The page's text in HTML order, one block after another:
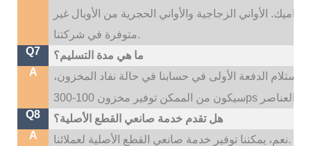
الأواني الزجاجية والأواني الحجرية من الأوبال غير
متوفرة في شركتنا.
Q7
ما هي مدة التسليم؟
A
وقت التسليم لدينا هو 35 ~ 45 يومًا بعد استلام الدفعة الأولى في حسابنا في حالة نفاد المخزون،
Q8
A
نعم، يمكننا توفير خدمة صانعي القطع الأصلية لعملائنا.